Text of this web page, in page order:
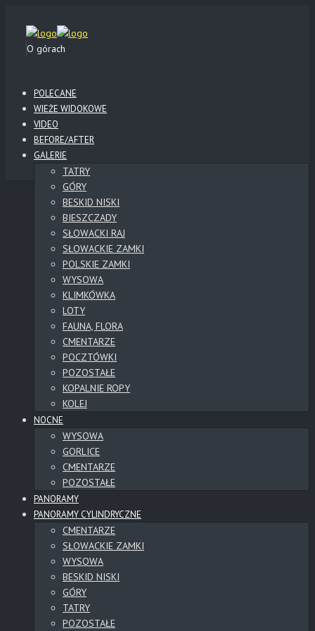
O górach
POLECANE
WIEŻE WIDOKOWE
VIDEO
BEFORE/AFTER
GALERIE
TATRY
GÓRY
BESKID NISKI
BIESZCZADY
SŁOWACKI RAJ
SŁOWACKIE ZAMKI
POLSKIE ZAMKI
WYSOWA
KLIMKÓWKA
LOTY
FAUNA, FLORA
CMENTARZE
POCZTÓWKI
POZOSTAŁE
KOPALNIE ROPY
KOLEJ
NOCNE
WYSOWA
GORLICE
CMENTARZE
POZOSTAŁE
PANORAMY
PANORAMY CYLINDRYCZNE
CMENTARZE
SŁOWACKIE ZAMKI
WYSOWA
BESKID NISKI
GÓRY
TATRY
POZOSTAŁE